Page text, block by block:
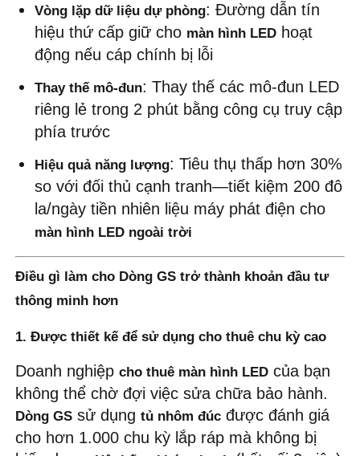
Vòng lặp dữ liệu dự phòng: Đường dẫn tín
hiệu thứ cấp giữ cho màn hình LED hoạt
động nếu cáp chính bị lỗi
Thay thế mô-đun: Thay thế các mô-đun LED
riêng lẻ trong 2 phút bằng công cụ truy cập
phía trước
Hiệu quả năng lượng: Tiêu thụ thấp hơn 30%
so với đối thủ cạnh tranh—tiết kiệm 200 đô
màn hình LED ngoài trời
Điều gì làm cho Dòng GS trở thành khoản đầu tư
thông minh hơn
1. Được thiết kế để sử dụng cho thuê chu kỳ cao
Doanh nghiệp cho thuê màn hình LED của bạn
Dòng GS sử dụng tủ nhôm đúc được đánh giá
cho hơn 1.000 chu kỳ lắp ráp mà không bị